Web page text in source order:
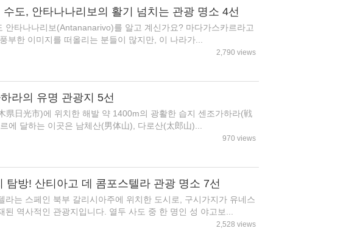
도, 안타나나리보의 활기 넘치는 관광 명소 4선
안타나나리보(Antananarivo)를 알고 계신가요? 마다가스카르라고
부한 이미지를 떠올리는 분들이 많지만, 이 나라가...
2,790 views
라의 유명 관광지 5선
県日光市)에 위치한 해발 약 1400m의 광활한 습지 센조가하라(戦
에 달하는 이곳은 남체산(男体山), 다로산(太郎山)...
970 views
탐방! 산티아고 데 콤포스텔라 관광 명소 7선
라는 스페인 북부 갈리시아주에 위치한 도시로, 구시가지가 유네스
된 역사적인 관광지입니다. 열두 사도 중 한 명인 성 야고보...
2,528 views